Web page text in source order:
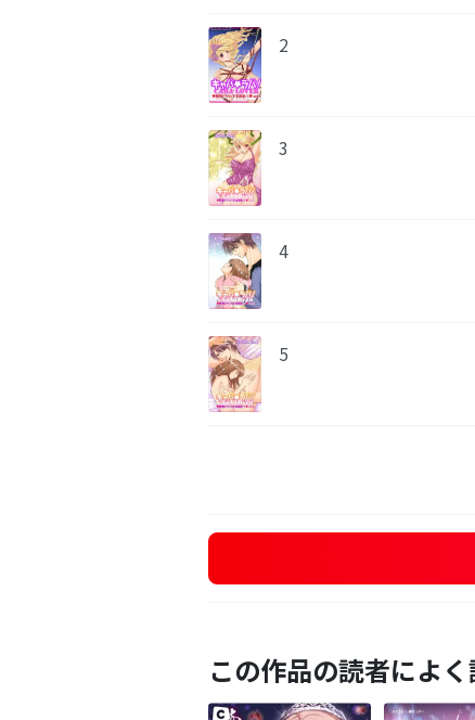
2
3
4
5
この作品の読者によ